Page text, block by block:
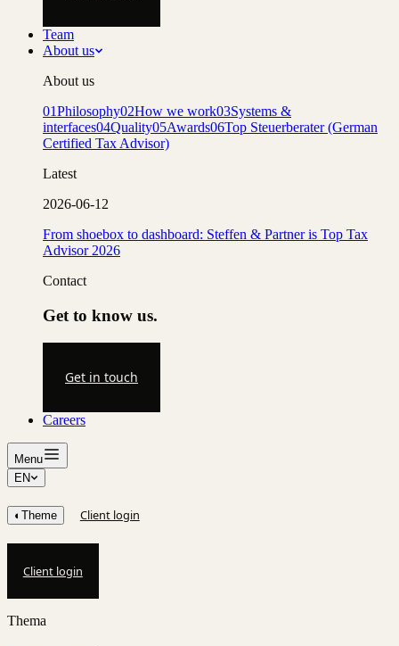
Team
About us
About us
01Philosophy02How we work03Systems &
interfaces04Quality05Awards06Top Steuerberater (German
Certified Tax Advisor)
Latest
2026-06-12
From shoebox to dashboard: Steffen & Partner is Top Tax
Advisor 2026
Contact
Get to know us.
Get in touch
Careers
Menu
EN
◐ Theme Client login
Client login
Thema